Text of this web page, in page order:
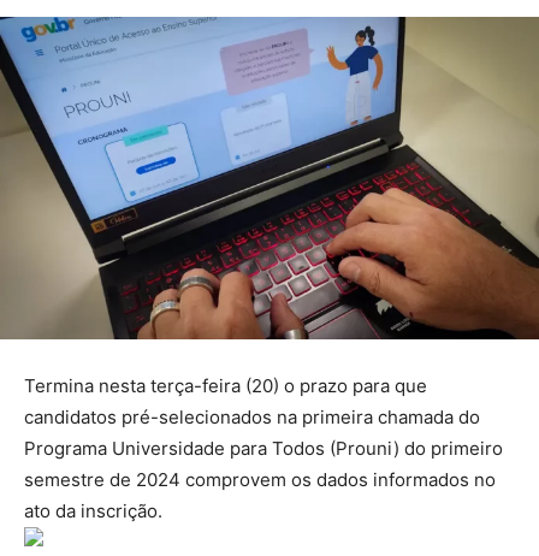
Termina nesta terça-feira (20) o prazo para que
candidatos pré-selecionados na primeira chamada do
Programa Universidade para Todos (Prouni) do primeiro
semestre de 2024 comprovem os dados informados no
ato da inscrição.